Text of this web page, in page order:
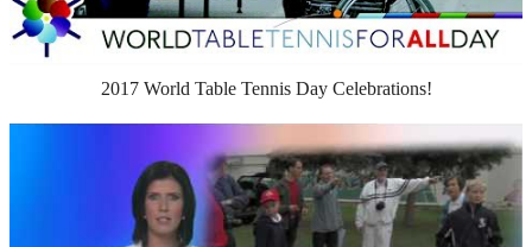
2017 World Table Tennis Day Celebrations!